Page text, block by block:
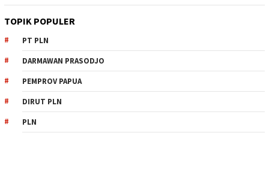
TOPIK POPULER
PT PLN
DARMAWAN PRASODJO
PEMPROV PAPUA
DIRUT PLN
PLN